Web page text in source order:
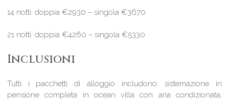
14 notti: doppia €2930 – singola €3670
21 notti: doppia €4260 – singola €5330
Inclusioni
Tutti i pacchetti di alloggio includono: sistemazione in
pensione completa in ocean villa con aria condizionata,